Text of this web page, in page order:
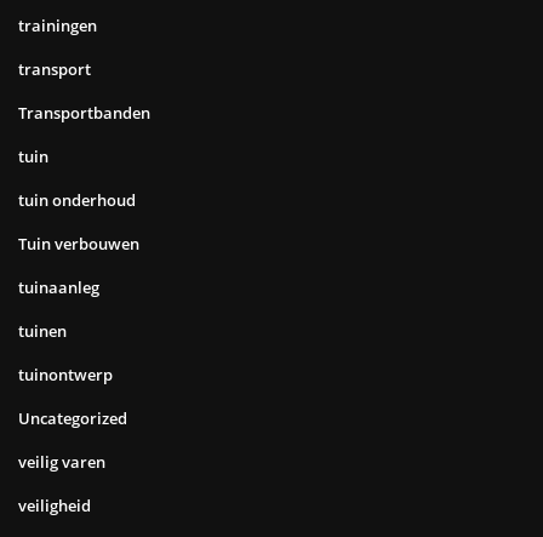
trainingen
transport
Transportbanden
tuin
tuin onderhoud
Tuin verbouwen
tuinaanleg
tuinen
tuinontwerp
Uncategorized
veilig varen
veiligheid